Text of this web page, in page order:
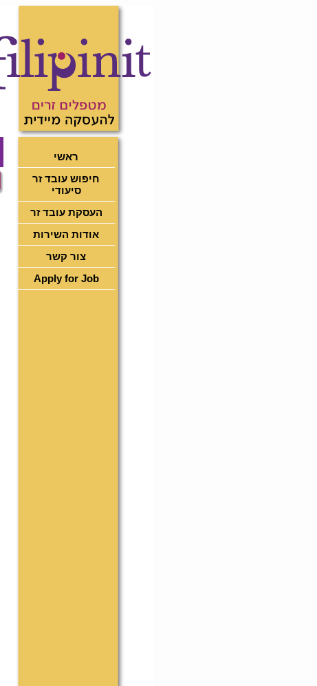
ראשי
חיפוש עובד זר
סיעודי
העסקת עובד זר
אודות השירות
צור קשר
Apply for Job